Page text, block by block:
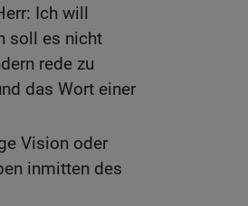
Ich will
soll es nicht
rede zu
das Wort einer
Vision oder
inmitten des